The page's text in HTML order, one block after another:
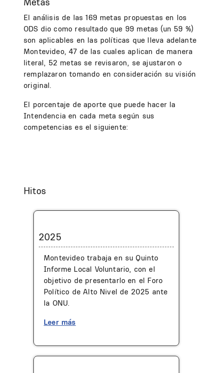
El análisis de las 169 metas propuestas en los
ODS dio como resultado que 99 metas (un 59 %)
son aplicables en las políticas que lleva adelante
Montevideo, 47 de las cuales aplican de manera
literal, 52 metas se revisaron, se ajustaron o
remplazaron tomando en consideración su visión
original.
El porcentaje de aporte que puede hacer la
Intendencia en cada meta según sus
competencias es el siguiente:
Hitos
2025
Montevideo trabaja en su Quinto
Informe Local Voluntario, con el
objetivo de presentarlo en el Foro
Político de Alto Nivel de 2025 ante
la ONU.
Leer más